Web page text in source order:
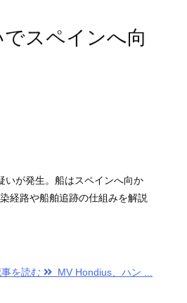
スペインへ向
いが発生。船はスペインへ向か
経路や船舶追跡の仕組みを解説
を読む MV Hondius、ハン ...